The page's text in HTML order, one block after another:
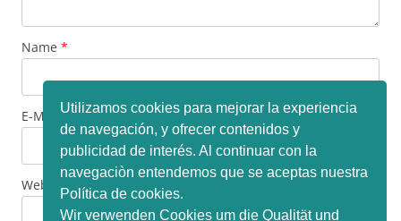
Utilizamos cookies para mejorar la experiencia
de navegación, y ofrecer contenidos y
publicidad de interés. Al continuar con la
navegaciòn entendemos que se aceptas nuestra
Política de cookies.
Wir verwenden Cookies um die Qualität und
Name *
E-Mail-Adresse*
Website